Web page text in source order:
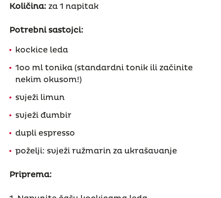
Količina: za 1 napitak
Potrebni sastojci:
kockice leda
1oo ml tonika (standardni tonik ili začinite
nekim okusom!)
svježi limun
svježi đumbir
dupli espresso
poželji: svježi ružmarin za ukrašavanje
Priprema: